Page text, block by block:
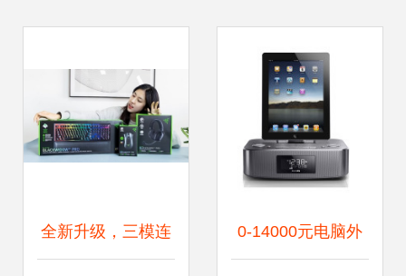
全新升级，三模连 0-14000元电脑外